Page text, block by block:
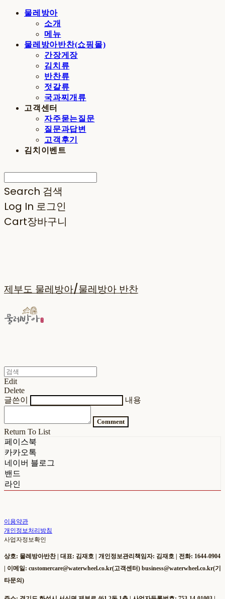
물레방아
소개
메뉴
물레방아반찬(쇼핑몰)
간장게장
김치류
반찬류
젓갈류
국과찌개류
고객센터
자주묻는질문
질문과답변
고객후기
김치이벤트
Search 검색
Log In 로그인
Cart장바구니
제부도 물레방아/물레방아 반찬
Edit
Delete
글쓴이
내용
Comment
Return To List
페이스북
카카오톡
네이버 블로그
밴드
라인
이용약관
개인정보처리방침
사업자정보확인
상호: 물레방아반찬 | 대표: 김재호 | 개인정보관리책임자: 김재호 | 전화: 1644-0904
| 이메일: customercare@waterwheel.co.kr(고객센터) business@waterwheel.co.kr(기
타문의)